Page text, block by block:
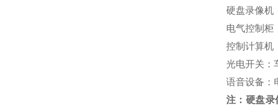
硬盘录像机
电气控制柜
控制计算机
光电开关：
语音设备：
注：硬盘录